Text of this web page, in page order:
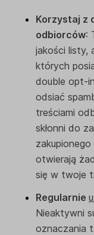
Korzystaj z
odbiorców:
jakości listy,
których
double opt-
odsiać
treściami
skłonni do
otwierają
się w twoje
Regularnie
Nieaktywni
oznaczania